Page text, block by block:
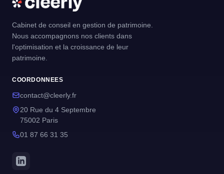
Cabinet de conseil en gestion de patrimoine.
Nous accompagnons nos clients dans
l'optimisation et la croissance de leur
patrimoine.
COORDONNEES
contact@cleerly.fr
20 Rue du 4 Septembre
75002 Paris
01 87 66 31 35